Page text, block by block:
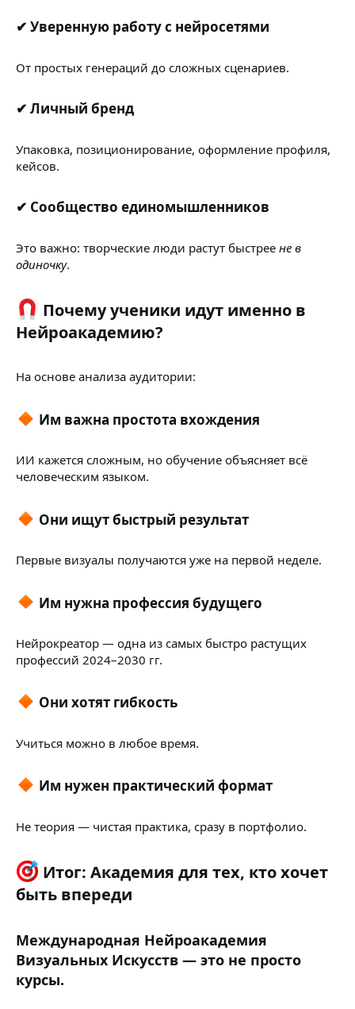
✔ Уверенную работу с нейросетями​
От простых генераций до сложных сценариев.
✔ Личный бренд​
Упаковка, позиционирование, оформление профиля,
кейсов.
✔ Сообщество единомышленников​
Это важно: творческие люди растут быстрее не в
одиночку.
Почему ученики идут именно в
Нейроакадемию?​
На основе анализа аудитории:
Им важна простота вхождения
ИИ кажется сложным, но обучение объясняет всё
человеческим языком.
Они ищутбыстрый результат
Первые визуалы получаются уже на первой неделе.
Им нужна профессия будущего
Нейрокреатор — одна из самых быстро растущих
профессий 2024–2030 гг.
Они хотят гибкость
Учиться можно в любое время.
Им нужен практический формат
Не теория — чистая практика, сразу в портфолио.
Итог: Академия для тех, кто хочет
быть впереди​
Международная Нейроакадемия
Визуальных Искусств — это не просто
курсы.